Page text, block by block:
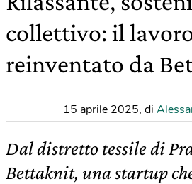
collettivo: il
reinventato da
15 aprile 2025, di
Dal distretto tessile di
Bettaknit, una startup